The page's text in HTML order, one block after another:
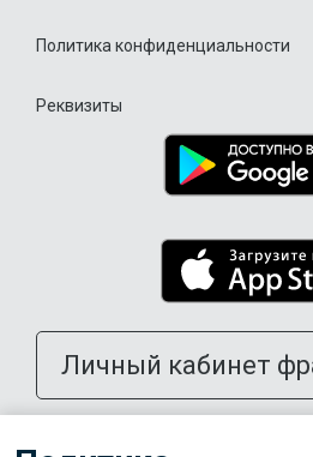
Политика конфиденциальности
Реквизиты
Личный кабинет